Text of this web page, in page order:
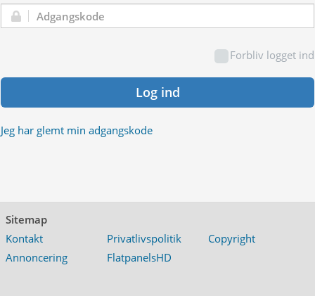
Adgangskode:
Forbliv logget ind
Log ind
Jeg har glemt min adgangskode
Sitemap
Kontakt
Privatlivspolitik
Copyright
Annoncering
FlatpanelsHD